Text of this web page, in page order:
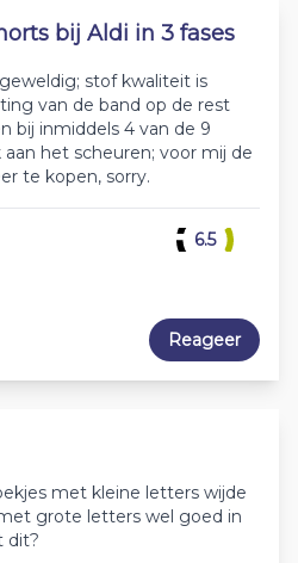
bij Aldi in 3 fases
stof kwaliteit is
van de band op de rest
bij inmiddels 4 van de 9
het scheuren; voor mij de
te kopen, sorry.
6.5
Reageer
met kleine letters wijde
grote letters wel goed in
dit?